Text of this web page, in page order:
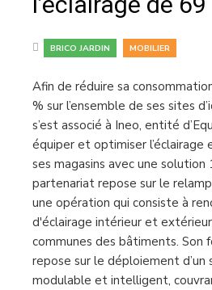
BRICO JARDIN MOBILIER
Afin de réduire sa
% sur l’ensemble de ses sites
s’est associé à Ineo, entité
équiper et optimiser l’éclairage
ses magasins avec une solution
partenariat repose sur le
une opération qui consiste à
d'éclairage intérieur et
communes des bâtiments. Son
repose sur le déploiement d’un
modulable et intelligent,